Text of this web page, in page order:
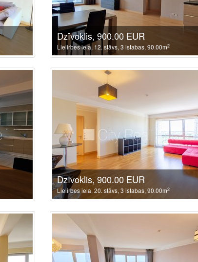
Dzīvoklis, 900.00 EUR
Lielirbes iela, 12. stāvs, 3 istabas, 90.00m2
Dzīvoklis, 900.00 EUR
Lielirbes iela, 20. stāvs, 3 istabas, 90.00m2